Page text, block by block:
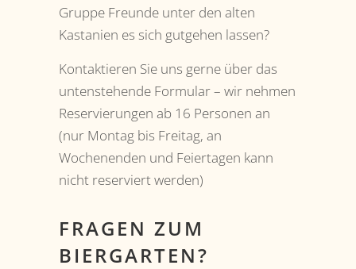
Gruppe Freunde unter den alten
Kastanien es sich gutgehen lassen?
Kontaktieren Sie uns gerne über das
untenstehende Formular – wir nehmen
Reservierungen ab 16 Personen an
(nur Montag bis Freitag, an
Wochenenden und Feiertagen kann
nicht reserviert werden)
FRAGEN ZUM
BIERGARTEN?